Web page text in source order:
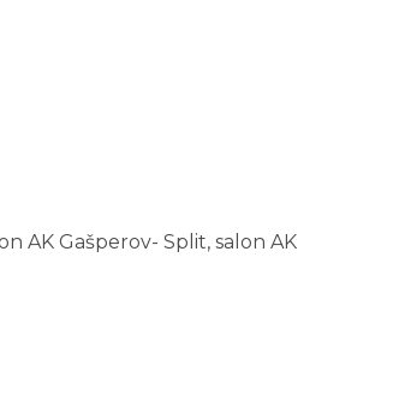
AK Gašperov- Split, salon AK